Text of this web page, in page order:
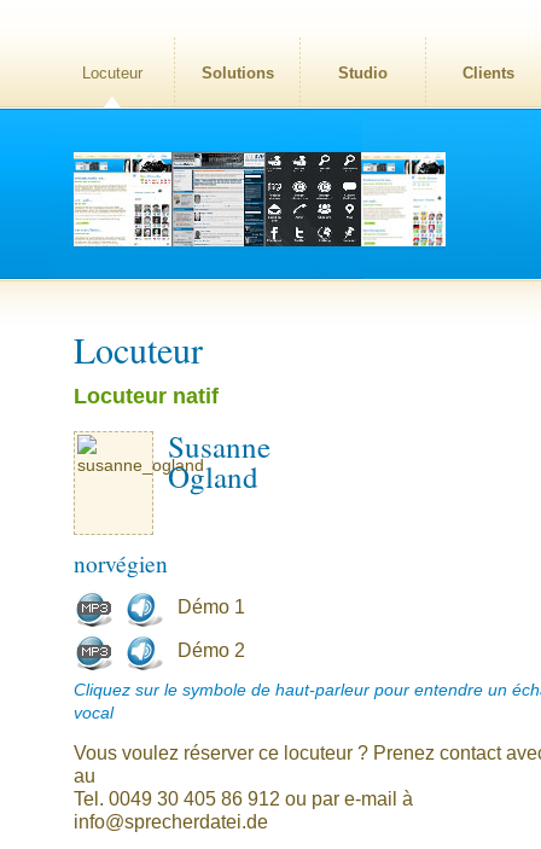
Locuteur Solutions Studio Clients
Locuteur
Locuteur natif
Susanne
Ogland
norvégien
Démo 1
Démo 2
Cliquez sur le symbole de haut-parleur pour entendre un
vocal
Vous voulez réserver ce locuteur ? Prenez contact
au
Tel. 0049 30 405 86 912 ou par e-mail à
info@sprecherdatei.de